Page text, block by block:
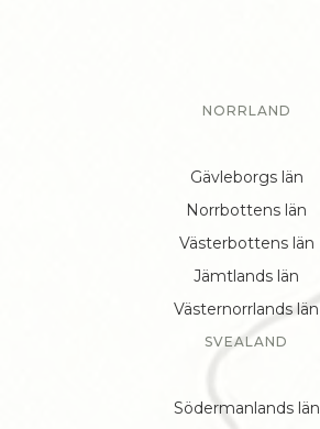
NORRLAND
Gävleborgs län
Norrbottens län
Västerbottens län
Jämtlands län
Västernorrlands län
SVEALAND
Södermanlands län